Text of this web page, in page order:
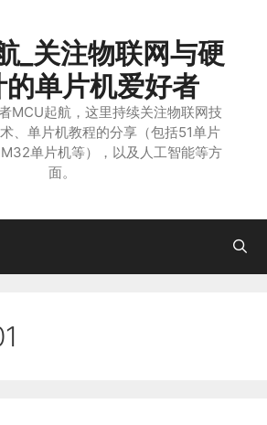
_关注物联网与硬
单片机爱好者
MCU起航，这里持续关注物联网技
、单片机教程的分享（包括51单片
单片机等），以及人工智能等方
面。